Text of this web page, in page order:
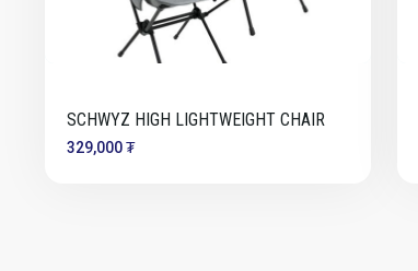
SCHWYZ HIGH LIGHTWEIGHT CHAIR
329,000 ₮